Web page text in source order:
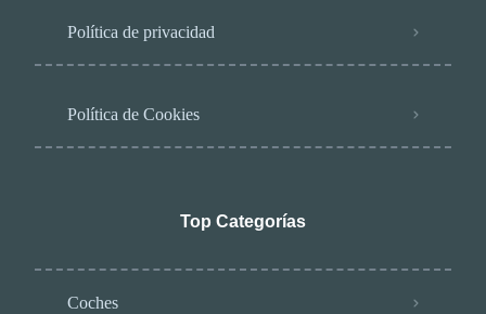
Política de privacidad
Política de Cookies
Top Categorías
Coches